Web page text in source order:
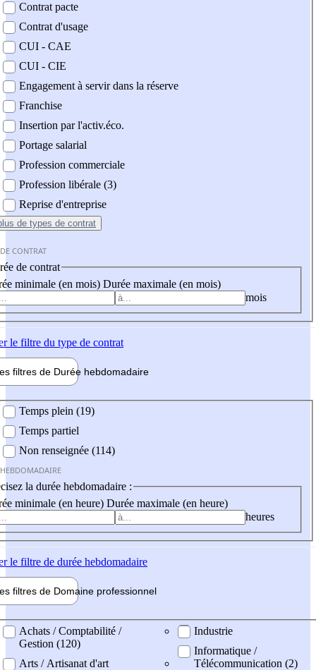
Contrat pacte
Contrat d'usage
CUI - CAE
CUI - CIE
Engagement à servir dans la réserve
Franchise
Insertion par l'activ.éco.
Portage salarial
Profession commerciale
Profession libérale (3)
Reprise d'entreprise
de types de contrat
CONTRAT
de contrat
minimale (en mois) Durée maximale (en mois)
mois
le filtre du type de contrat
filtres de Durée hebdomadaire
Temps plein (19)
Temps partiel
Non renseignée (114)
la durée hebdomadaire :
minimale (en heure) Durée maximale (en heure)
heures
le filtre de durée hebdomadaire
filtres de Domaine professionnel
professionel
Achats / Comptabilité /
Gestion (120)
Arts / Artisanat d'art
Industrie
Informatique /
Télécommunication (2)